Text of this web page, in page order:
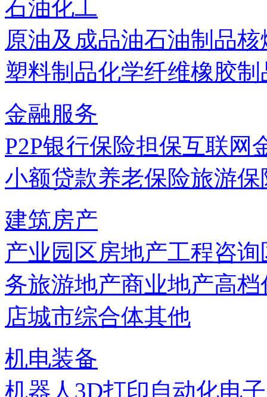
石油化工
原油及成品油石油制品核
塑料制品化学纤维橡胶制
金融服务
P2P银行保险担保互联网
小额贷款养老保险旅游保
建筑房产
产业园区房地产工程咨询
务旅游地产商业地产高档
店城市综合体其他
机电装备
机器人 3D打印自动化电